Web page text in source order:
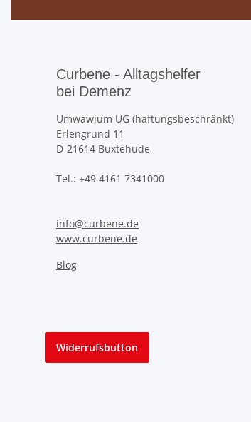
Curbene - Alltagshelfer
bei Demenz
Umwawium UG (haftungsbeschränkt)
Erlengrund 11
D-21614 Buxtehude
Tel.: +49 4161 7341000
info@curbene.de
www.curbene.de
Blog
Widerrufsbutton